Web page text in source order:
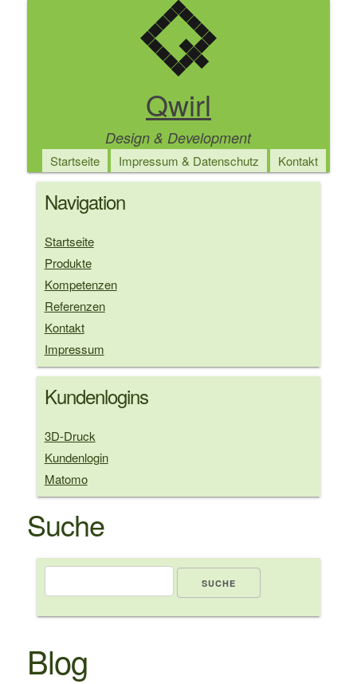
Qwirl
Design & Development
Main
navigation
Startseite Impressum & Datenschutz Kontakt
Navigation
Startseite
Produkte
Kompetenzen
Referenzen
Kontakt
Impressum
Kundenlogins
3D-Druck
Kundenlogin
Matomo
Suche
Blog